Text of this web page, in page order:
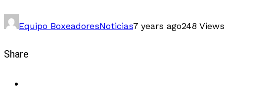
Equipo BoxeadoresNoticias7 years ago248 Views
Share